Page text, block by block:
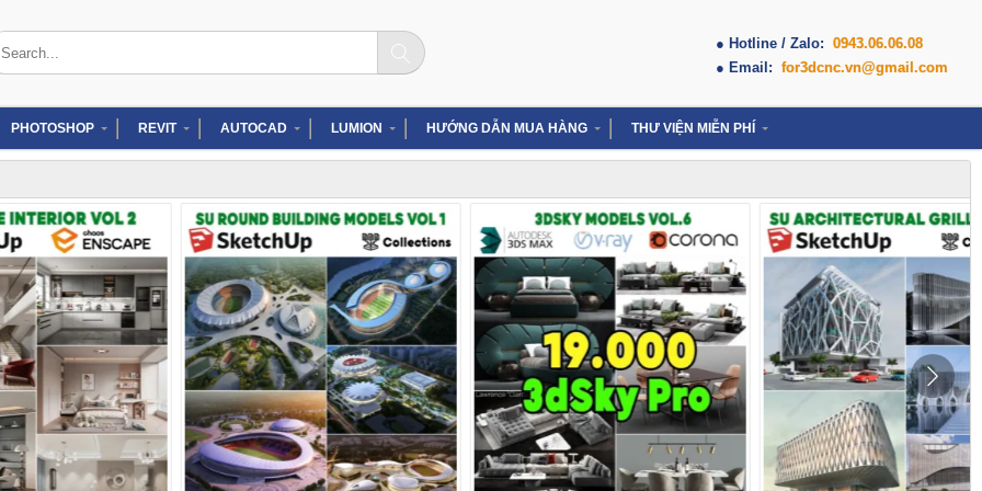
● Hotline / Zalo: 0943.06.06.08
● Email: for3dcnc.vn@gmail.com
PHOTOSHOP REVIT AUTOCAD LUMION HƯỚNG DẪN MUA HÀNG THƯ VIỆN MIỄN PHÍ